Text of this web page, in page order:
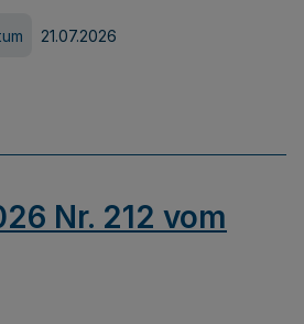
21.07.2026
Nr. 212 vom